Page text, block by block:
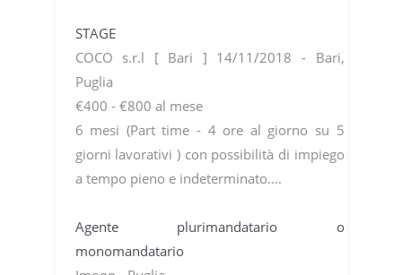
STAGE
COCO s.r.l [ Bari ] 14/11/2018 - Bari,
Puglia
€400 - €800 al mese
6 mesi (Part time - 4 ore al giorno su 5
giorni lavorativi ) con possibilità di impiego
a tempo pieno e indeterminato....
Agente plurimandatario o
monomandatario